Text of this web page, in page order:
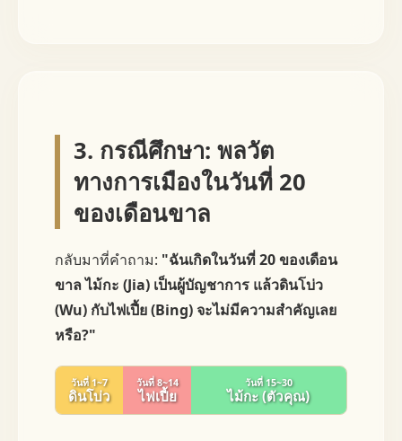
3. กรณีศึกษา: พลวัต
ทางการเมืองในวันที่ 20
ของเดือนขาล
กลับมาที่คำถาม: "ฉันเกิดในวันที่ 20 ของเดือน
ขาล ไม้กะ (Jia) เป็นผู้บัญชาการ แล้วดินโบ่ว
(Wu) กับไฟเปี้ย (Bing) จะไม่มีความสำคัญเลย
หรือ?"
วันที่ 1~7
ดินโบ่ว
วันที่ 8~14
ไฟเปี้ย
วันที่ 15~30
ไม้กะ (ตัวคุณ)